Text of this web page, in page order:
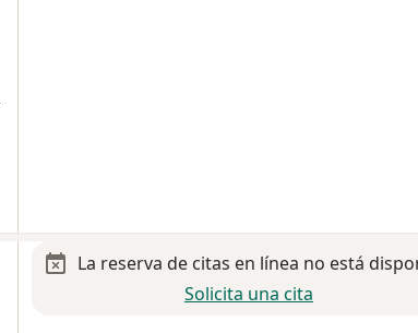
La reserva de citas en línea no está
Solicita una cita